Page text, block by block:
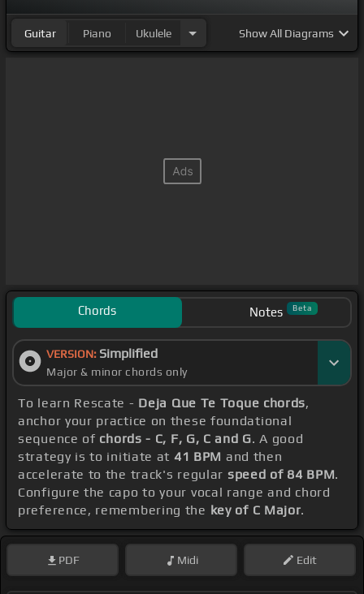
Guitar Piano Ukulele ShowAll Diagrams
Chords Notes Beta
VERSION: Simplified
Major & minor chords only
To learn Rescate - Deja Que Te Toque chords,
anchor your practice on these foundational
sequence of chords - C, F, G, C and G. A good
strategy is to initiate at 41 BPM and then
accelerate to the track's regular speed of 84 BPM.
Configure the capo to your vocal range and chord
preference, remembering the key of C Major.
PDF Midi Edit